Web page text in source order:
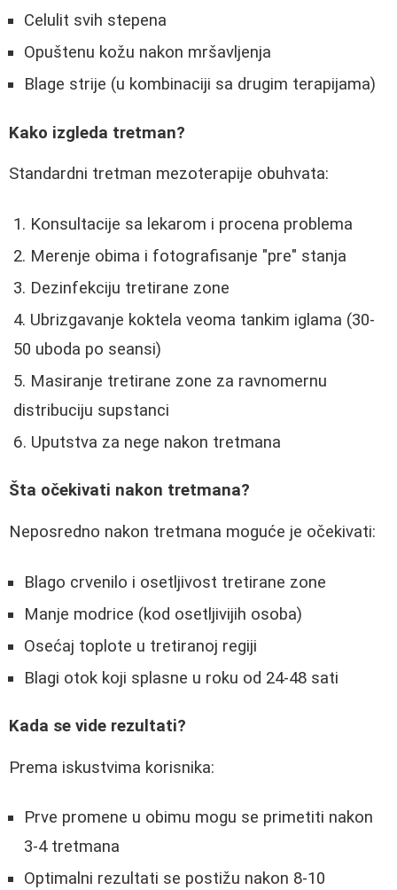
Celulit svih stepena
Opuštenu kožu nakon mršavljenja
Blage strije (u kombinaciji sa drugim terapijama)
Kako izgleda tretman?
Standardni tretman mezoterapije obuhvata:
Konsultacije sa lekarom i procena problema
Merenje obima i fotografisanje "pre" stanja
Dezinfekciju tretirane zone
Ubrizgavanje koktela veoma tankim iglama (30-
50 uboda po seansi)
Masiranje tretirane zone za ravnomernu
distribuciju supstanci
Uputstva za nege nakon tretmana
Šta očekivati nakon tretmana?
Neposredno nakon tretmana moguće je očekivati:
Blago crvenilo i osetljivost tretirane zone
Manje modrice (kod osetljivijih osoba)
Osećaj toplote u tretiranoj regiji
Blagi otok koji splasne u roku od 24-48 sati
Kada se vide rezultati?
Prema iskustvima korisnika:
Prve promene u obimu mogu se primetiti nakon
3-4 tretmana
Optimalni rezultati se postižu nakon 8-10